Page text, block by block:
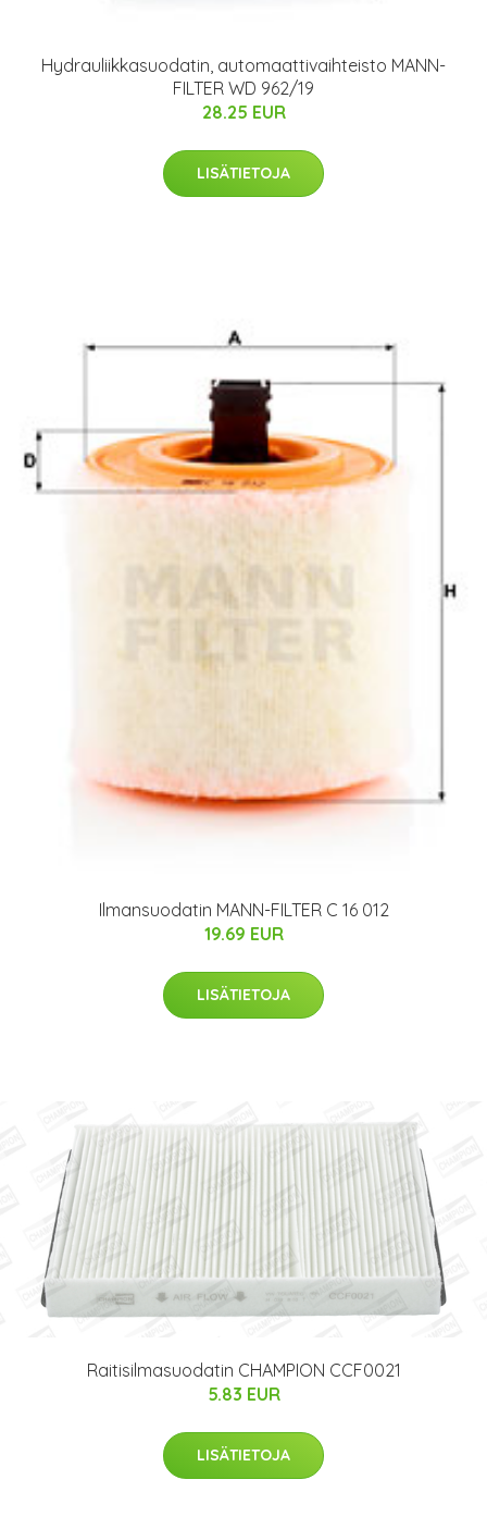
Hydrauliikkasuodatin, automaattivaihteisto MANN-
FILTER WD 962/19
28.25 EUR
LISÄTIETOJA
Ilmansuodatin MANN-FILTER C 16 012
19.69 EUR
LISÄTIETOJA
Raitisilmasuodatin CHAMPION CCF0021
5.83 EUR
LISÄTIETOJA